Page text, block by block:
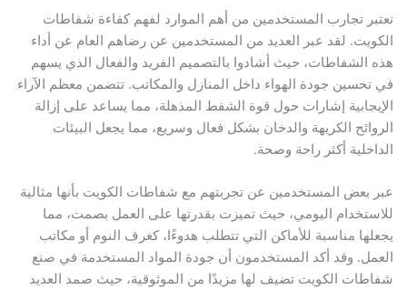
تجارب المستخدمين من أهم الموارد لفهم كفاءة شفاطات
لقد عبر العديد من المستخدمين عن رضاهم العام عن أداء
حيث أشادوا بالتصميم الفريد والفعال الذي يسهم
جودة الهواء داخل المنازل والمكاتب. تتضمن معظم الآراء
إشارات حول قوة الشفط المذهلة، مما يساعد على إزالة
الكريهة والدخان بشكل فعال وسريع، مما يجعل البيئات
أكثر راحة وصحة.
المستخدمين عن تجربتهم مع شفاطات الكويت بأنها مثالية
اليومي، حيث تميزت بقدرتها على العمل بصمت، مما
مناسبة للأماكن التي تتطلب هدوءًا، كغرف النوم أو مكاتب
وقد أكد المستخدمون أن جودة المواد المستخدمة في صنع
الكويت تضيف لها مزيدًا من الموثوقية، حيث صمد العديد